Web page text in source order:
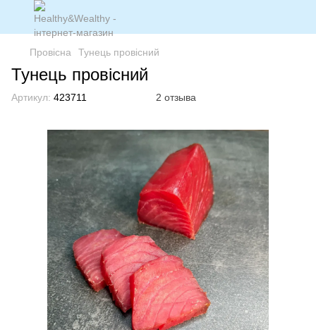
Провісна Тунець провісний
Тунець провісний
Артикул: 423711 2 отзыва